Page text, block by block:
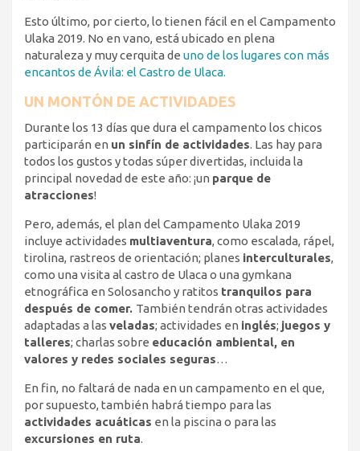
Esto último, por cierto, lo tienen fácil en el Campamento
Ulaka 2019. No en vano, está ubicado en plena
naturaleza y muy cerquita de uno de los lugares con más
encantos de Ávila: el Castro de Ulaca.
UN MONTÓN DE ACTIVIDADES
Durante los 13 días que dura el campamento los chicos
participarán en un sinfín de actividades. Las hay para
todos los gustos y todas súper divertidas, incluida la
principal novedad de este año: ¡un parque de
atracciones!
Pero, además, el plan del Campamento Ulaka 2019
incluye actividades multiaventura, como escalada, rápel,
tirolina, rastreos de orientación; planes interculturales,
como una visita al castro de Ulaca o una gymkana
etnográfica en Solosancho y ratitos tranquilos para
después de comer. También tendrán otras actividades
adaptadas a las veladas; actividades en inglés; juegos y
talleres; charlas sobre educación ambiental, en
valores y redes sociales seguras…
En fin, no faltará de nada en un campamento en el que,
por supuesto, también habrá tiempo para las
actividades acuáticas en la piscina o para las
excursiones en ruta.